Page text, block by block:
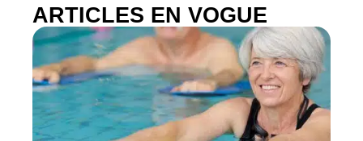
ARTICLES EN VOGUE